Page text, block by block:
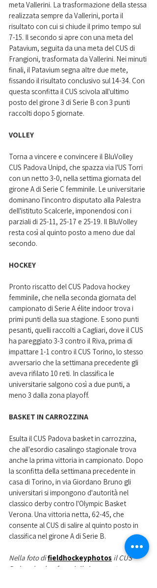
meta Vallerini. La trasformazione della stessa
realizzata sempre da Vallerini, porta il
risultato con cui si chiude il primo tempo sul
7-15. Il secondo si apre con una meta del
Patavium, seguita da una meta del CUS di
Frangioni, trasformata da Vallerini. Nei minuti
finali, il Patavium segna altre due mete,
fissando il risultato conclusivo sul 14-34. Con
questa sconfitta il CUS scivola all'ultimo
posto del girone 3 di Serie B con 3 punti
raccolti dopo 5 giornate.
VOLLEY
Torna a vincere e convincere il BluVolley
CUS Padova Unipd, che spazza via l'US Torri
con un netto 3-0, nella settima giornata del
girone A di Serie C femminile. Le universitarie
dominano l'incontro disputato alla Palestra
dell'istituto Scalcerle, imponendosi con i
parziali di 25-11, 25-17 e 25-19. Il BluVolley
resta così al quinto posto a meno due dal
secondo.
HOCKEY
Pronto riscatto del CUS Padova hockey
femminile, che nella seconda giornata del
campionato di Serie A élite indoor trova i
primi punti della sua stagione. E sono punti
pesanti, quelli raccolti a Cagliari, dove il CUS
ha pareggiato 3-3 contro il Riva, prima di
impattare 1-1 contro il CUS Torino, lo stesso
avversario che la settimana precedente gli
aveva rifilato 10 reti. In classifica le
universitarie salgono così a due punti, a
meno 3 dalla zona playoff.
BASKET IN CARROZZINA
Esulta il CUS Padova basket in carrozzina,
che all'esordio casalingo stagionale trova
anche la prima vittoria in campionato. Dopo
la sconfitta della settimana precedente in
casa di Torino, in via Giordano Bruno gli
universitari si impongono d'autorità nel
classico derby contro l'Olympic Basket
Verona. Una vittoria netta, 62-45, che
consente al CUS di salire al quinto posto in
classifica nel girone A di Serie B.
Nella foto di fieldhockeyphotos il CUS
Padova hockey femminile impegnato a